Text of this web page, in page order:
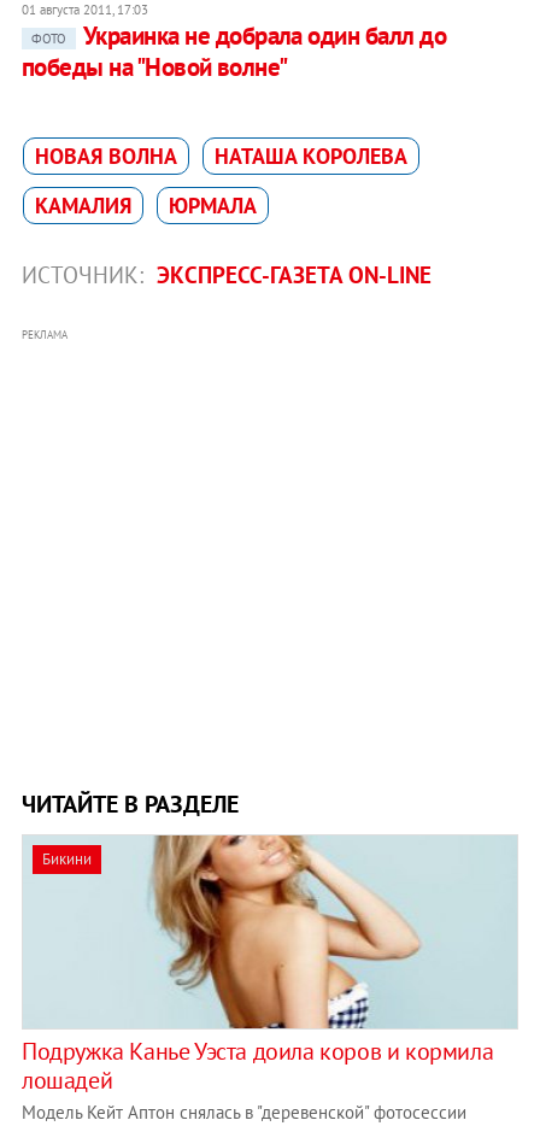
01 августа 2011, 17:03
ФОТО
Украинка не добрала один балл до
победы на "Новой волне"
НОВАЯ ВОЛНА
НАТАША КОРОЛЕВА
КАМАЛИЯ
ЮРМАЛА
ИСТОЧНИК: ЭКСПРЕСС-ГАЗЕТА ON-LINE
РЕКЛАМА
ЧИТАЙТЕ В РАЗДЕЛЕ
Бикини
Подружка Канье Уэста доила коров и кормила
лошадей
Модель Кейт Аптон снялась в "деревенской" фотосессии